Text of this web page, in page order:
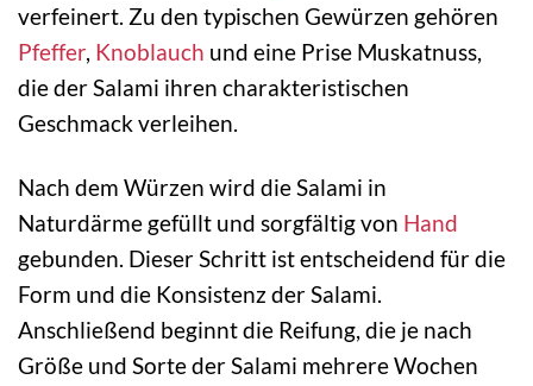
verfeinert. Zu den typischen Gewürzen gehören
Pfeffer, Knoblauch und eine Prise Muskatnuss,
die der Salami ihren charakteristischen
Geschmack verleihen.
Nach dem Würzen wird die Salami in
Naturdärme gefüllt und sorgfältig von Hand
gebunden. Dieser Schritt ist entscheidend für die
Form und die Konsistenz der Salami.
Anschließend beginnt die Reifung, die je nach
Größe und Sorte der Salami mehrere Wochen